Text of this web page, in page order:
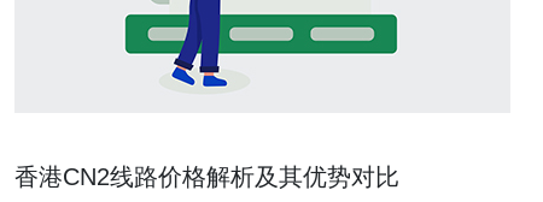
香港CN2线路价格解析及其优势对比